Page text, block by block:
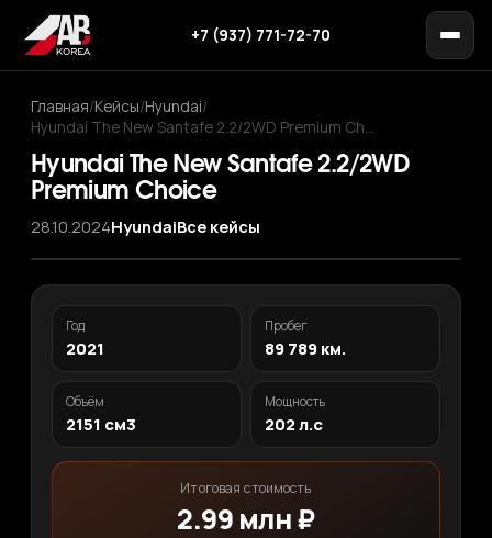
+7 (937) 771-72-70
Главная/Кейсы/Hyundai/
Hyundai The New Santafe 2.2/2WD Premium Ch…
Hyundai The New Santafe 2.2/2WD
Premium Choice
28.10.2024HyundaiВсе кейсы
‹
›
1/ 12
Год
2021
Пробег
89 789 км.
Объём
2151 см3
Мощность
202 л.с
Итоговая стоимость
2.99 млн ₽